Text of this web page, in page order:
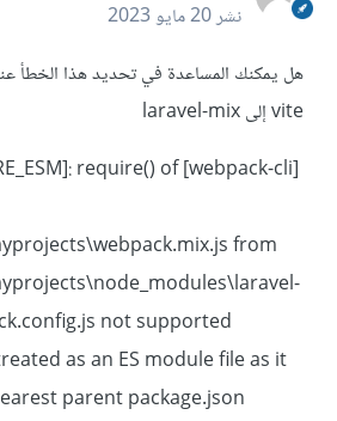
نشر20 مايو 2023
هل يمكنك المساعدة في تحديد هذا الخطأ
vite إلى laravel-mix
require() of
from
not supported.
as an ES module file as it
parent package.json